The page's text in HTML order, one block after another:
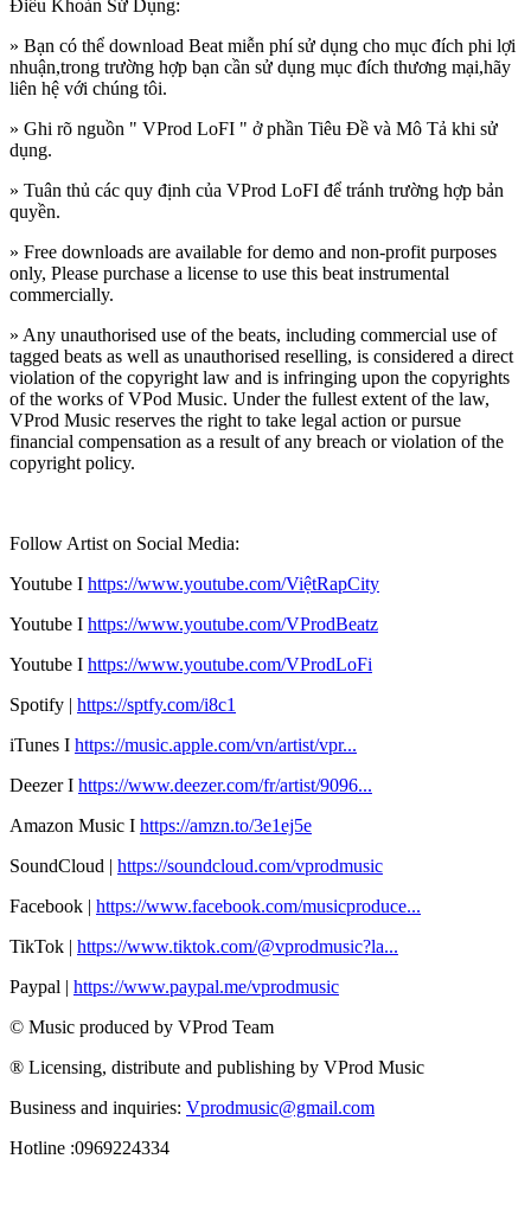
Điều Khoản Sử Dụng:
» Bạn có thể download Beat miễn phí sử dụng cho mục đích phi lợi
nhuận,trong trường hợp bạn cần sử dụng mục đích thương mại,hãy
liên hệ với chúng tôi.
» Ghi rõ nguồn " VProd LoFI " ở phần Tiêu Đề và Mô Tả khi sử
dụng.
» Tuân thủ các quy định của VProd LoFI để tránh trường hợp bản
quyền.
» Free downloads are available for demo and non-profit purposes
only, Please purchase a license to use this beat instrumental
commercially.
» Any unauthorised use of the beats, including commercial use of
tagged beats as well as unauthorised reselling, is considered a direct
violation of the copyright law and is infringing upon the copyrights
of the works of VPod Music. Under the fullest extent of the law,
VProd Music reserves the right to take legal action or pursue
financial compensation as a result of any breach or violation of the
copyright policy.
Follow Artist on Social Media:
Youtube I https://www.youtube.com/ViệtRapCity
Youtube I https://www.youtube.com/VProdBeatz
Youtube I https://www.youtube.com/VProdLoFi
Spotify | https://sptfy.com/i8c1
iTunes I https://music.apple.com/vn/artist/vpr...
Deezer I https://www.deezer.com/fr/artist/9096...
Amazon Music I https://amzn.to/3e1ej5e​
SoundCloud | https://soundcloud.com/vprodmusic
Facebook | https://www.facebook.com/musicproduce...
TikTok | https://www.tiktok.com/@vprodmusic?la...
Paypal | https://www.paypal.me/vprodmusic
© Music produced by VProd Team
® Licensing, distribute and publishing by VProd Music
Business and inquiries: Vprodmusic@gmail.com
Hotline :0969224334